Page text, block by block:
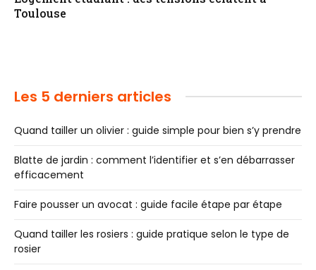
Toulouse
Les 5 derniers articles
Quand tailler un olivier : guide simple pour bien s’y prendre
Blatte de jardin : comment l’identifier et s’en débarrasser
efficacement
Faire pousser un avocat : guide facile étape par étape
Quand tailler les rosiers : guide pratique selon le type de
rosier